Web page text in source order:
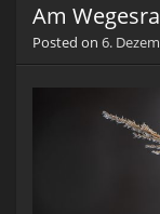
Am
Posted on 6.